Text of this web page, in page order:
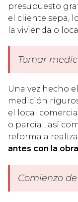
presupuesto
el cliente sepa,
la vivienda o
Tomar
Una vez hecho
medición
el local
o parcial, así
reforma a
antes con la obra
Comienzo